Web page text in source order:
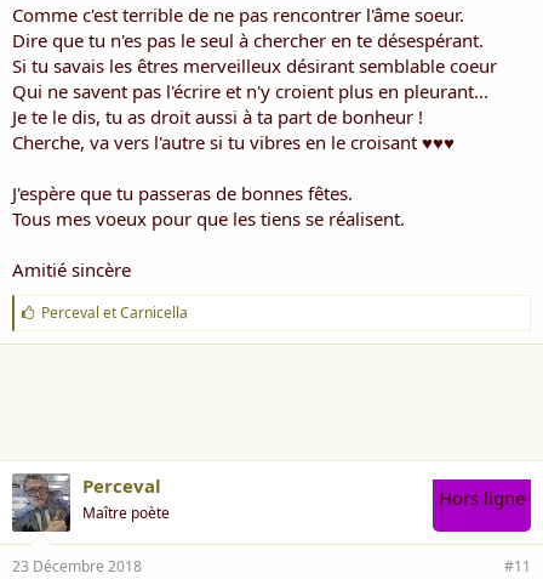
Comme c'est terrible de ne pas rencontrer l'âme soeur.
Dire que tu n'es pas le seul à chercher en te désespérant.
Si tu savais les êtres merveilleux désirant semblable coeur
Qui ne savent pas l'écrire et n'y croient plus en pleurant...
Je te le dis, tu as droit aussi à ta part de bonheur !
Cherche, va vers l'autre si tu vibres en le croisant ♥♥♥
J'espère que tu passeras de bonnes fêtes.
Tous mes voeux pour que les tiens se réalisent.
Amitié sincère
J
'
a
Perceval etCarnicella
Perceval
Maître poète
Hors ligne
23 Décembre 2018 #11